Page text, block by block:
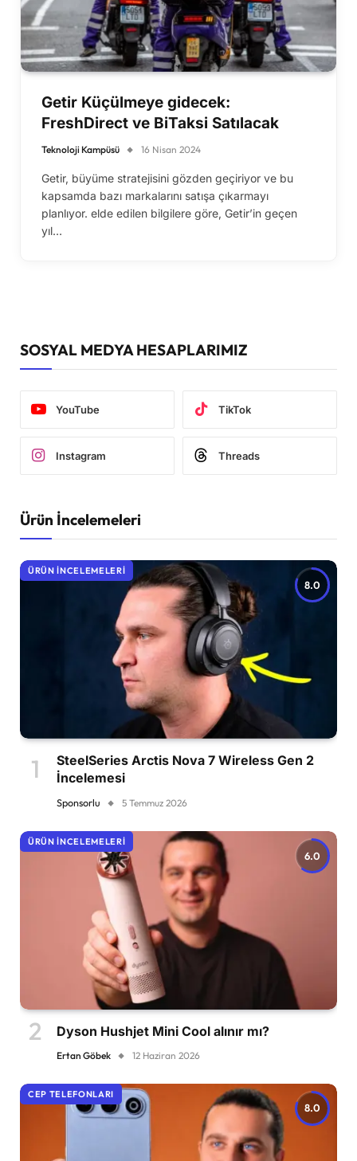
Getir Küçülmeye gidecek:
FreshDirect ve BiTaksi Satılacak
Teknoloji Kampüsü 16 Nisan 2024
Getir, büyüme stratejisini gözden geçiriyor ve bu
kapsamda bazı markalarını satışa çıkarmayı
planlıyor. elde edilen bilgilere göre, Getir’in geçen
yıl…
SOSYAL MEDYA HESAPLARIMIZ
YouTube TikTok
Instagram Threads
Ürün İncelemeleri
8.0
ÜRÜN İNCELEMELERI
SteelSeries Arctis Nova 7 Wireless Gen 2
İncelemesi
Sponsorlu 5 Temmuz 2026
6.0
ÜRÜN İNCELEMELERI
Dyson Hushjet Mini Cool alınır mı?
Ertan Göbek 12 Haziran 2026
8.0
CEP TELEFONLARI